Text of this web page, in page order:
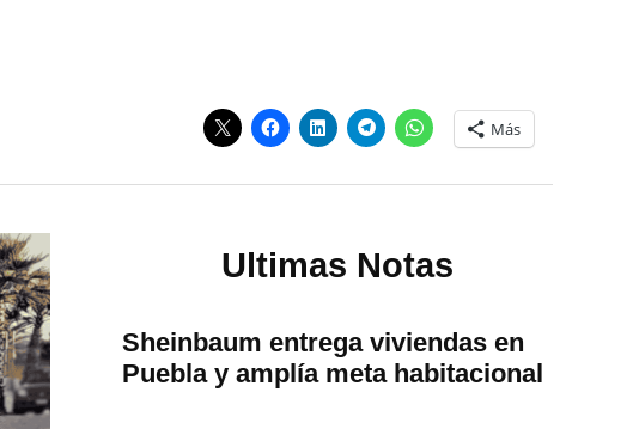
Más
Ultimas Notas
Sheinbaum entrega viviendas en
Puebla y amplía meta habitacional